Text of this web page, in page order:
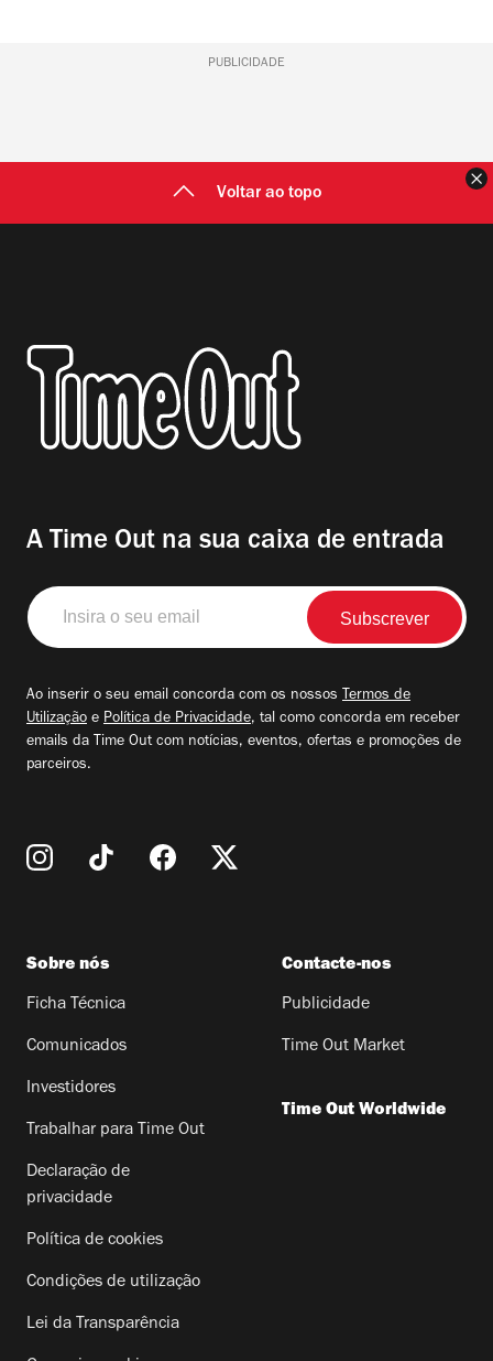
PUBLICIDADE
Voltar ao topo
A Time Out na sua caixa de entrada
Insira
o
seu
Ao inserir o seu email concorda com os nossos Termos de
Utilização e Política de Privacidade, tal como concorda em receber
emails da Time Out com notícias, eventos, ofertas e promoções de
parceiros.
Sobre nós
Ficha Técnica
Comunicados
Investidores
Trabalhar para Time Out
Declaração de
privacidade
Política de cookies
Condições de utilização
Lei da Transparência
Contacte-nos
Publicidade
Time Out Market
Time Out Worldwide